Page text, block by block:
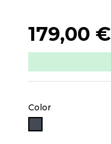
179,00 €
Color